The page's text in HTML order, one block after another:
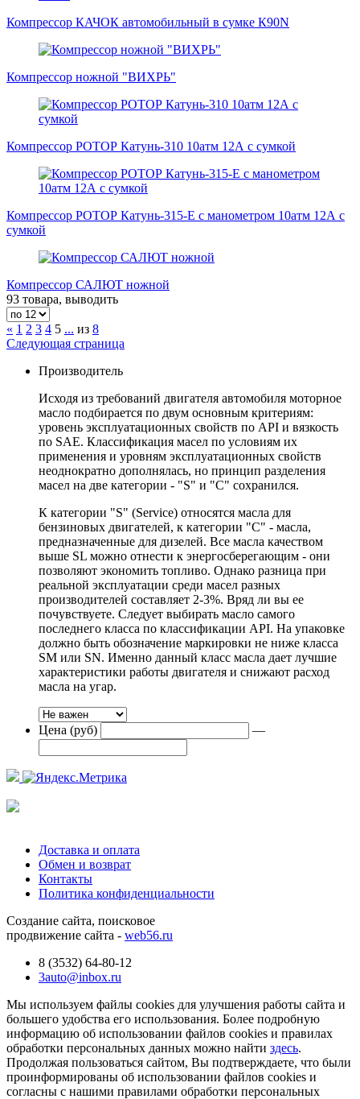
Компрессор КАЧОК автомобильный в сумке К90N
Компрессор ножной "ВИХРЬ"
Компрессор РОТОР Катунь-310 10атм 12А с сумкой
Компрессор РОТОР Катунь-315-Е с манометром 10атм 12А с
сумкой
Компрессор САЛЮТ ножной
93 товара, выводить
« 1 2 3 4 5 ... из 8
Следующая страница
Производитель
Исходя из требований двигателя автомобиля моторное
масло подбирается по двум основным критериям:
уровень эксплуатационных свойств по API и вязкость
по SAE. Классификация масел по условиям их
применения и уровням эксплуатационных свойств
неоднократно дополнялась, но принцип разделения
масел на две категории - "S" и "С" сохранился.
К категории "S" (Service) относятся масла для
бензиновых двигателей, к категории "С" - масла,
предназначенные для дизелей. Все масла качеством
выше SL можно отнести к энергосберегающим - они
позволяют экономить топливо. Однако разница при
реальной эксплуатации среди масел разных
производителей составляет 2-3%. Вряд ли вы ее
почувствуете. Следует выбирать масло самого
последнего класса по классификации API. На упаковке
должно быть обозначение маркировки не ниже класса
SM или SN. Именно данный класс масла дает лучшие
характеристики работы двигателя и снижают расход
масла на угар.
Цена (руб) —
Доставка и оплата
Обмен и возврат
Контакты
Политика конфиденциальности
Создание сайта, поисковое
продвижение сайта - web56.ru
8 (3532) 64-80-12
3auto@inbox.ru
Мы используем файлы cookies для улучшения работы сайта и
большего удобства его использования. Более подробную
информацию об использовании файлов cookies и правилах
обработки персональных данных можно найти здесь.
Продолжая пользоваться сайтом, Вы подтверждаете, что были
проинформированы об использовании файлов cookies и
согласны с нашими правилами обработки персональных